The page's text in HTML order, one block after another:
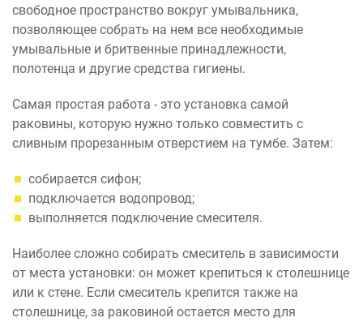
свободное пространство вокруг умывальника,
позволяющее собрать на нем все необходимые
умывальные и бритвенные принадлежности,
полотенца и другие средства гигиены.
Самая простая работа - это установка самой
раковины, которую нужно только совместить с
сливным прорезанным отверстием на тумбе. Затем:
собирается сифон;
подключается водопровод;
выполняется подключение смесителя.
Наиболее сложно собирать смеситель в зависимости
от места установки: он может крепиться к столешнице
или к стене. Если смеситель крепится также на
столешнице, за раковиной остается место для